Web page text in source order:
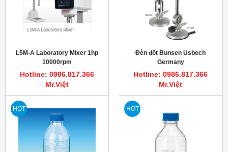
L5M-A Laboratory Mixer 1hp
10000rpm
Hotline: 0986.817.366
Mr.Việt
Đèn đốt Bunsen Usbech
Germany
Hotline: 0986.817.366
Mr.Việt
HOT HOT